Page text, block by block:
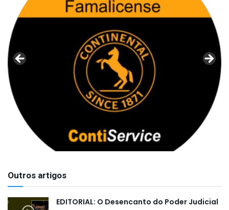
Outros artigos
EDITORIAL: O Desencanto do Poder Judicial